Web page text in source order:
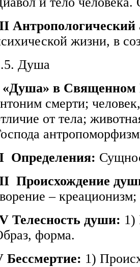
Антропологический
жизни, в
Душа
в Священном
смерти;
от тела;
Определения:
Происхождение
–
Телесность души: 1)
форма.
Бессмертие: 1)